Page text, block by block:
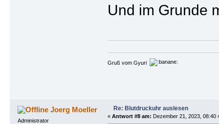
Und im Grunde
Gruß vom Gyuri
Joerg Moeller
Administrator
Re: Blutdruckuhr auslesen
« Antwort #8 am: Dezember 21, 2023, 08:40